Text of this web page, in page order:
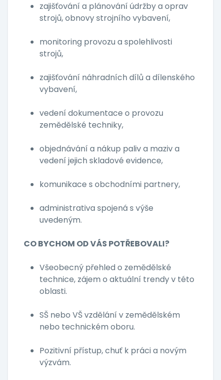
zajišťování a plánování údržby a oprav
strojů, obnovy strojního vybavení,
monitoring provozu a spolehlivosti
strojů,
zajišťování náhradních dílů a dílenského
vybavení,
vedení dokumentace o provozu
zemědělské techniky,
objednávání a nákup paliv a maziv a
vedení jejich skladové evidence,
komunikace s obchodními partnery,
administrativa spojená s výše
uvedeným.
CO BYCHOM OD VÁS POTŘEBOVALI?
Všeobecný přehled o zemědělské
technice, zájem o aktuální trendy v této
oblasti.
SŠ nebo VŠ vzdělání v zemědělském
nebo technickém oboru.
Pozitivní přístup, chuť k práci a novým
výzvám.